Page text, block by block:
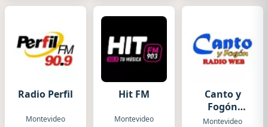
Radio Perfil
Montevideo
Hit FM
Montevideo
Canto y
Fogón
Radio
Montevideo